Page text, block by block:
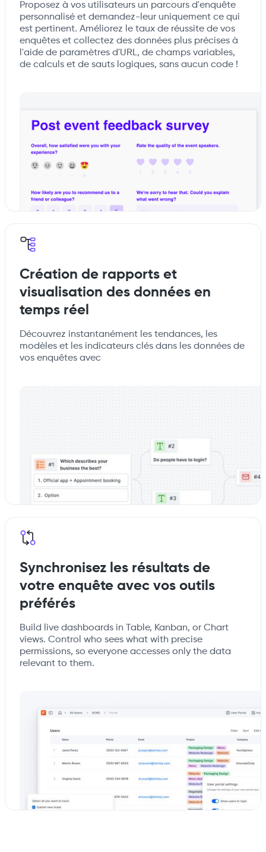
Proposez à vos utilisateurs un parcours d'enquête
personnalisé et demandez-leur uniquement ce qui
est pertinent. Améliorez le taux de réussite de vos
enquêtes et collectez des données plus précises à
l'aide de paramètres d'URL, de champs variables,
de calculs et de sauts logiques, sans aucun code !
Création de rapports et
visualisation des données en
temps réel
Découvrez instantanément les tendances, les
modèles et les indicateurs clés dans les données de
vos enquêtes avec
Synchronisez les résultats de
votre enquête avec vos outils
préférés
Build live dashboards in Table, Kanban, or Chart
views. Control who sees what with precise
permissions, so everyone accesses only the data
relevant to them.